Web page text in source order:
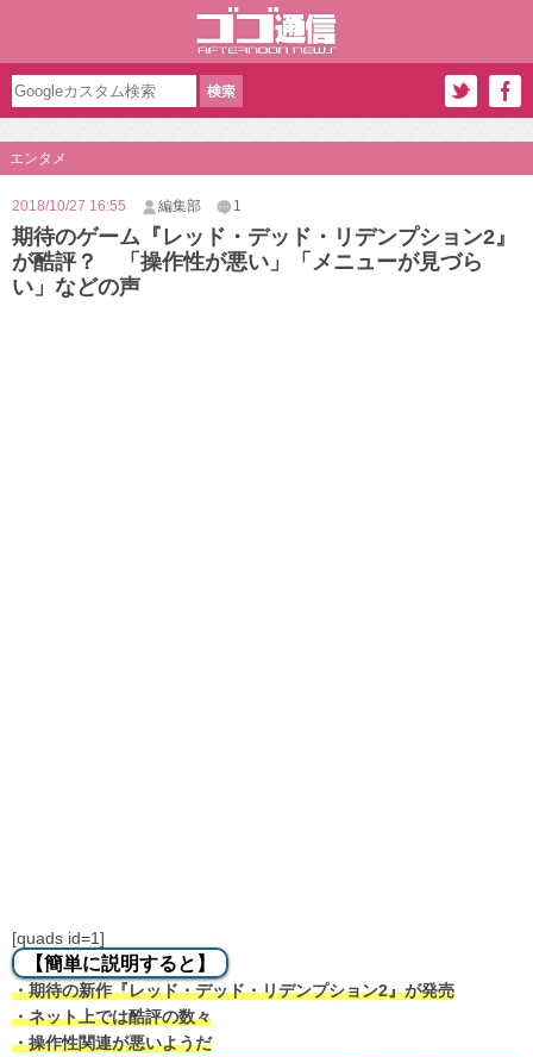
エンタメ
2018/10/27 16:55 編集部 1
期待のゲーム『レッド・デッド・リデンプション2』
が酷評？ 「操作性が悪い」「メニューが見づら
い」などの声
[quads id=1]
【簡単に説明すると】
・期待の新作『レッド・デッド・リデンプション2』が発売
・ネット上では酷評の数々
・操作性関連が悪いようだ